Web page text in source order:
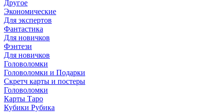
Другое
Экономические
Для экспертов
Фантастика
Для новичков
Фэнтези
Для новичков
Головоломки
Головоломки и Подарки
Cкретч карты и постеры
Головоломки
Карты Таро
Кубики Рубика